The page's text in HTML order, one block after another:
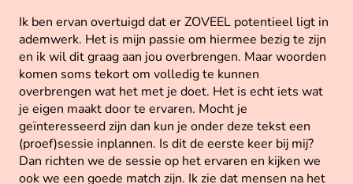
Ik ben ervan overtuigd dat er ZOVEEL potentieel ligt in
ademwerk. Het is mijn passie om hiermee bezig te zijn
en ik wil dit graag aan jou overbrengen. Maar woorden
komen soms tekort om volledig te kunnen
overbrengen wat het met je doet. Het is echt iets wat
je eigen maakt door te ervaren. Mocht je
geïnteresseerd zijn dan kun je onder deze tekst een
(proef)sessie inplannen. Is dit de eerste keer bij mij?
Dan richten we de sessie op het ervaren en kijken we
ook we een goede match zijn. Ik zie dat mensen na het